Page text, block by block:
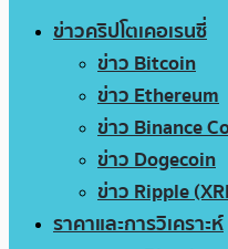
ข่าวคริปโตเคอเรนซี่
ข่าว Bitcoin
ข่าว Ethereum
ข่าว Binance
ข่าว Dogecoin
ข่าว Ripple
ราคาและการวิเคราะห์